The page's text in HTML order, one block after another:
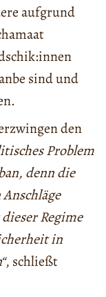
aufgrund
sind und
den
Problem
denn die
Regime
in
, schließt